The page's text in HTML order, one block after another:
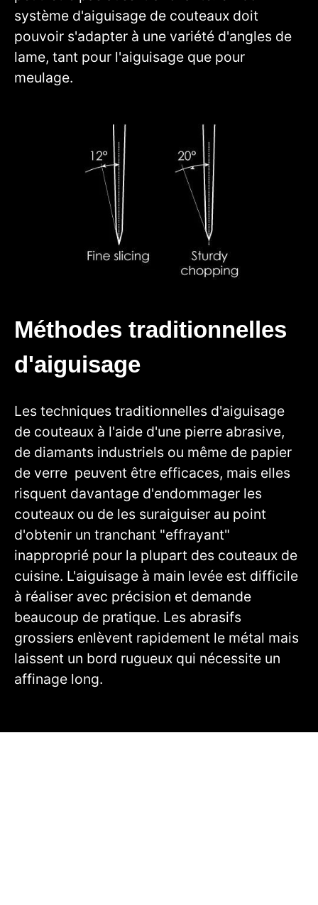
système d'aiguisage de couteaux doit
pouvoir s'adapter à une variété d'angles de
lame, tant pour l'aiguisage que pour
meulage.
Méthodes traditionnelles
d'aiguisage
Les techniques traditionnelles d'aiguisage
de couteaux à l'aide d'une pierre abrasive,
de diamants industriels ou même de papier
de verre peuvent être efficaces, mais elles
risquent davantage d'endommager les
couteaux ou de les suraiguiser au point
d'obtenir un tranchant "effrayant"
inapproprié pour la plupart des couteaux de
cuisine. L'aiguisage à main levée est difficile
à réaliser avec précision et demande
beaucoup de pratique. Les abrasifs
grossiers enlèvent rapidement le métal mais
laissent un bord rugueux qui nécessite un
affinage long.